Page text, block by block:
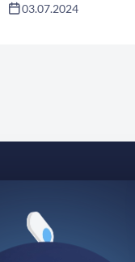
03.07.2024